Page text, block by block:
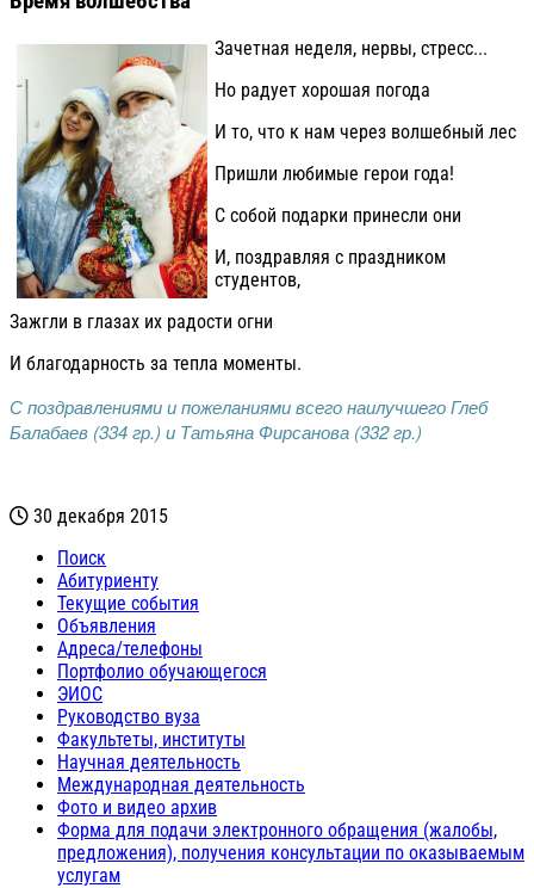
Зачетная неделя, нервы, стресс...
Но радует хорошая погода
И то, что к нам через волшебный лес
Пришли любимые герои года!
С собой подарки принесли они
И, поздравляя с праздником
студентов,
Зажгли в глазах их радости огни
И благодарность за тепла моменты.
С поздравлениями и пожеланиями всего наилучшего Глеб
Балабаев (334 гр.) и Татьяна Фирсанова (332 гр.)
30 декабря 2015
Поиск
Абитуриенту
Текущие события
Объявления
Адреса/телефоны
Портфолио обучающегося
ЭИОС
Руководство вуза
Факультеты, институты
Научная деятельность
Международная деятельность
Фото и видео архив
Форма для подачи электронного обращения (жалобы,
предложения), получения консультации по оказываемым
услугам